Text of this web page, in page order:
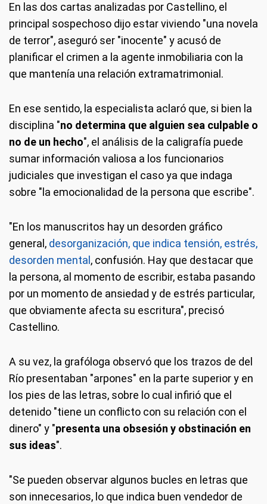
En las dos cartas analizadas por Castellino, el
principal sospechoso dijo estar viviendo "una novela
de terror", aseguró ser "inocente" y acusó de
planificar el crimen a la agente inmobiliaria con la
que mantenía una relación extramatrimonial.
En ese sentido, la especialista aclaró que, si bien la
disciplina "no determina que alguien sea culpable o
no de un hecho", el análisis de la caligrafía puede
sumar información valiosa a los funcionarios
judiciales que investigan el caso ya que indaga
sobre "la emocionalidad de la persona que escribe".
"En los manuscritos hay un desorden gráfico
general, desorganización, que indica tensión, estrés,
desorden mental , confusión. Hay que destacar que
la persona, al momento de escribir, estaba pasando
por un momento de ansiedad y de estrés particular,
que obviamente afecta su escritura", precisó
Castellino.
A su vez, la grafóloga observó que los trazos de del
Río presentaban "arpones" en la parte superior y en
los pies de las letras, sobre lo cual infirió que el
detenido "tiene un conflicto con su relación con el
dinero" y "presenta una obsesión y obstinación en
sus ideas".
"Se pueden observar algunos bucles en letras que
son innecesarios, lo que indica buen vendedor de